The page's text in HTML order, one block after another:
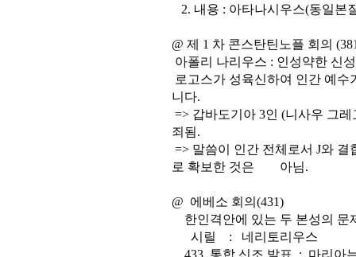
2. 내용 : 아타나시우스(동일본
@ 제 1 차 콘스탄틴노플 회의
아폴리 나리우스 : 인성약한 신
로고스가 성육신하여 인간 예
니다.
=> 갑바도기아 3인 (니사우 그
죄됨.
=> 말씀이 인간 전체로서 J와
로 확보한 것은 아님.
@ 에베소 회의(431)
한인격안에 있는 두 본성의 문
시릴 : 네리토리우스